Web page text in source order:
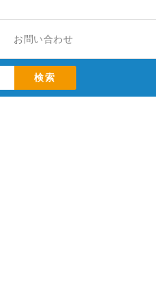
お問い合わせ